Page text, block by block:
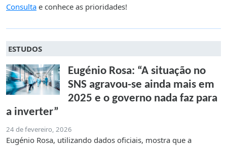
Consulta e conhece as prioridades!
ESTUDOS
Eugénio Rosa: “A situação no
SNS agravou-se ainda mais em
2025 e o governo nada faz para
a inverter”
24 de fevereiro, 2026
Eugénio Rosa, utilizando dados oficiais, mostra que a